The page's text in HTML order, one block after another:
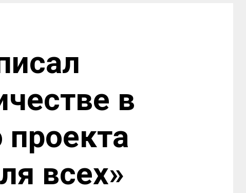
в
проекта
всех»